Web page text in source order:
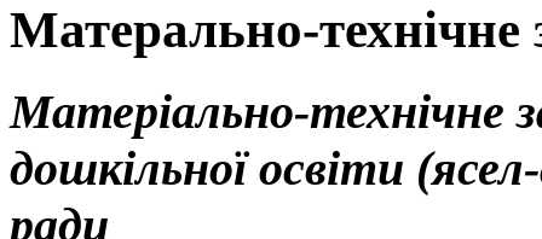
Матерально-технічне
Матеріально-технічне
дошкільної освіти
ради